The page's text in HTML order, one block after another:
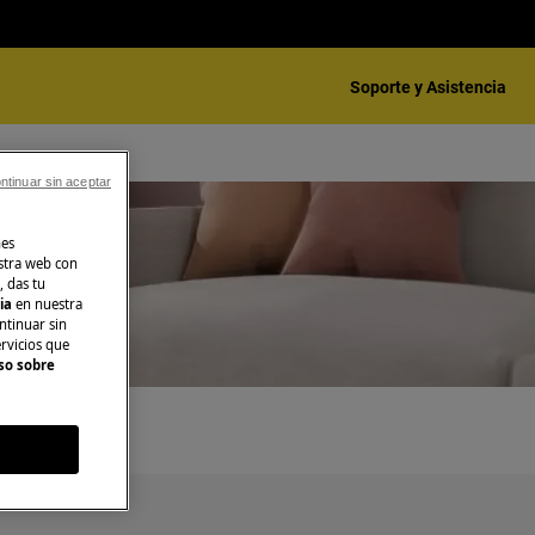
Soporte y Asistencia
web con
das tu
en nuestra
sin
que
sobre
sin aceptar